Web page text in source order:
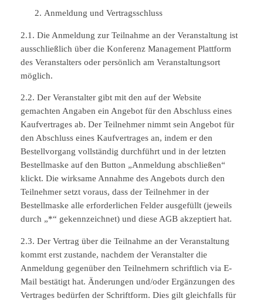
Anmeldung und Vertragsschluss
2.1. Die Anmeldung zur Teilnahme an der Veranstaltung ist
ausschließlich über die Konferenz Management Plattform
des Veranstalters oder persönlich am Veranstaltungsort
möglich.
2.2. Der Veranstalter gibt mit den auf der Website
gemachten Angaben ein Angebot für den Abschluss eines
Kaufvertrages ab. Der Teilnehmer nimmt sein Angebot für
den Abschluss eines Kaufvertrages an, indem er den
Bestellvorgang vollständig durchführt und in der letzten
Bestellmaske auf den Button „Anmeldung abschließen“
klickt. Die wirksame Annahme des Angebots durch den
Teilnehmer setzt voraus, dass der Teilnehmer in der
Bestellmaske alle erforderlichen Felder ausgefüllt (jeweils
durch „*“ gekennzeichnet) und diese AGB akzeptiert hat.
2.3. Der Vertrag über die Teilnahme an der Veranstaltung
kommt erst zustande, nachdem der Veranstalter die
Anmeldung gegenüber den Teilnehmern schriftlich via E-
Mail bestätigt hat. Änderungen und/oder Ergänzungen des
Vertrages bedürfen der Schriftform. Dies gilt gleichfalls für